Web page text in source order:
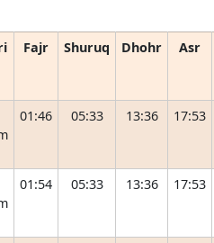
Fajr Shuruq Dhohr Asr
01:46 05:33 13:36 17:53
01:54 05:33 13:36 17:53